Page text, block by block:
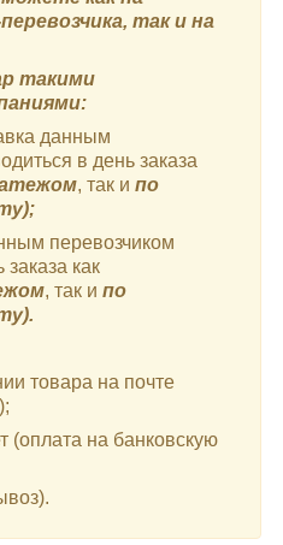
так и на
такими
данным
в день заказа
, так и по
перевозчиком
как
, так и по
товара на почте
(оплата на банковскую